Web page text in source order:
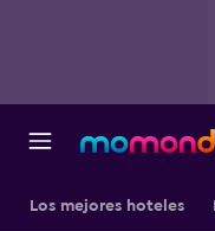
Los mejores hoteles